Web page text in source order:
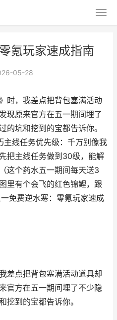
氪玩家速成指南
05-28
时，我差点把背包塞满活动
现原来官方在五一期间埋了
的坑和挖到的宝都告诉你。
线任务优先级：千万别像我
把主线任务做到30级，能解
这个药水五一期间每天送3
里有个会飞的红色锦鲤，跟
免费逆水寒：零氪玩家速成
差点把背包塞满活动道具却
官方在五一期间埋了不少隐
挖到的宝都告诉你。